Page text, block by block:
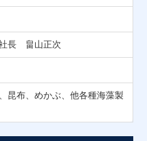
長 畠山正次
昆布、めかぶ、他各種海藻製